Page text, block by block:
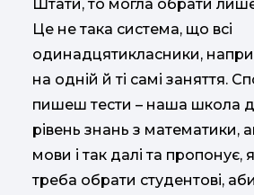
Штати, то могла обрати
Це не така система, що всі
одинадцятикласники,
на одній й ті самі заняття.
пишеш тести – наша школа
рівень знань з математики,
мови і так далі та пропонує,
треба обрати студентові,